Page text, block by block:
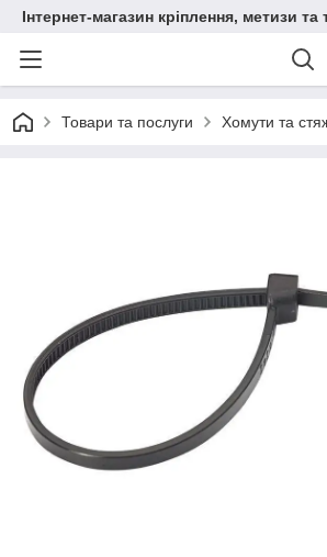
Інтернет-магазин кріплення, метизи та
Товари та послуги Хомути та